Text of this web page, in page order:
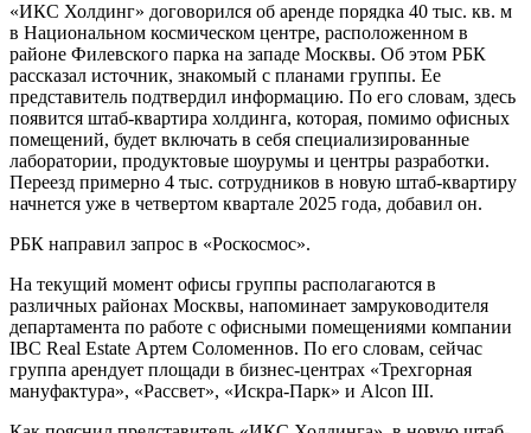
«ИКС Холдинг» договорился об аренде порядка 40 тыс. кв. м
в Национальном космическом центре, расположенном в
районе Филевского парка на западе Москвы. Об этом РБК
рассказал источник, знакомый с планами группы. Ее
представитель подтвердил информацию. По его словам, здесь
появится штаб-квартира холдинга, которая, помимо офисных
помещений, будет включать в себя специализированные
лаборатории, продуктовые шоурумы и центры разработки.
Переезд примерно 4 тыс. сотрудников в новую штаб-квартиру
начнется уже в четвертом квартале 2025 года, добавил он.
РБК направил запрос в «Роскосмос».
На текущий момент офисы группы располагаются в
различных районах Москвы, напоминает замруководителя
департамента по работе с офисными помещениями компании
IBC Real Estate Артем Соломеннов. По его словам, сейчас
группа арендует площади в бизнес-центрах «Трехгорная
мануфактура», «Рассвет», «Искра-Парк» и Alcon III.